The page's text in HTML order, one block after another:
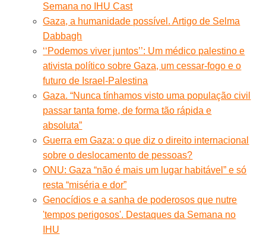
Semana no IHU Cast
Gaza, a humanidade possível. Artigo de Selma
Dabbagh
‘‘Podemos viver juntos’’: Um médico palestino e
ativista político sobre Gaza, um cessar-fogo e o
futuro de Israel-Palestina
Gaza. “Nunca tínhamos visto uma população civil
passar tanta fome, de forma tão rápida e
absoluta”
Guerra em Gaza: o que diz o direito internacional
sobre o deslocamento de pessoas?
ONU: Gaza “não é mais um lugar habitável” e só
resta “miséria e dor”
Genocídios e a sanha de poderosos que nutre
'tempos perigosos'. Destaques da Semana no
IHU